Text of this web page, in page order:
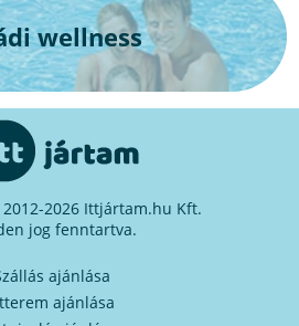
wellness
2026 Ittjártam.hu Kft.
jog fenntartva.
ajánlása
ajánlása